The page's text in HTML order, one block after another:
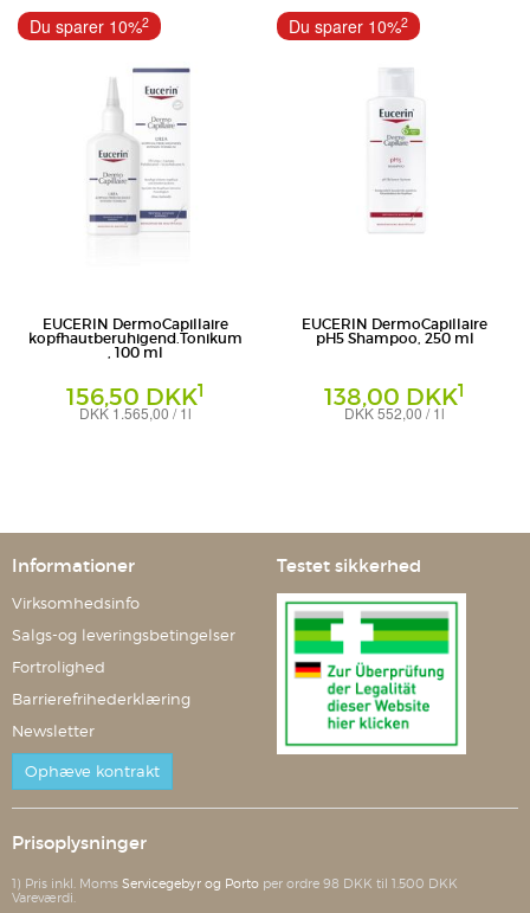
Beiersdorf AG Eucerin Beiersdorf AG Eucerin
EUCERIN DermoCapillaire
kopfhautberuhigend.Tonikum
, 100 ml
156,50 DKK1
DKK 1.565,00 / 1l
Du sparer 10%2
EUCERIN DermoCapillaire
pH5 Shampoo, 250 ml
138,00 DKK1
DKK 552,00 / 1l
Du sparer 10%2
Informationer
Virksomhedsinfo
Salgs-og leveringsbetingelser
Fortrolighed
Barrierefrihederklæring
Newsletter
Ophæve kontrakt
Testet sikkerhed
Prisoplysninger
1) Pris inkl. Moms Servicegebyr og Porto per ordre 98 DKK til 1.500 DKK
Vareværdi.